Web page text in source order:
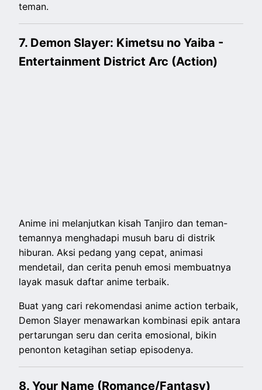
teman.
7. Demon Slayer: Kimetsu no Yaiba -
Entertainment District Arc (Action)
Anime ini melanjutkan kisah Tanjiro dan teman-
temannya menghadapi musuh baru di distrik
hiburan. Aksi pedang yang cepat, animasi
mendetail, dan cerita penuh emosi membuatnya
layak masuk daftar anime terbaik.
Buat yang cari rekomendasi anime action terbaik,
Demon Slayer menawarkan kombinasi epik antara
pertarungan seru dan cerita emosional, bikin
penonton ketagihan setiap episodenya.
8. Your Name (Romance/Fantasy)